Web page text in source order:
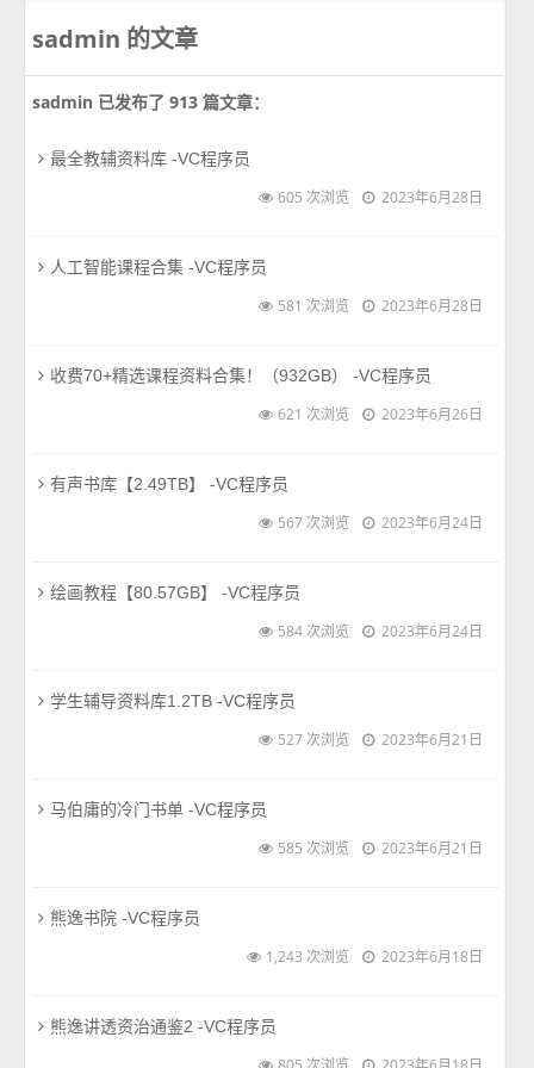
sadmin 的文章
sadmin 已发布了 913 篇文章：
最全教辅资料库 -VC程序员
605 次浏览 2023年6月28日
人工智能课程合集 -VC程序员
581 次浏览 2023年6月28日
收费70+精选课程资料合集！（932GB） -VC程序员
621 次浏览 2023年6月26日
有声书库【2.49TB】 -VC程序员
567 次浏览 2023年6月24日
绘画教程【80.57GB】 -VC程序员
584 次浏览 2023年6月24日
学生辅导资料库1.2TB -VC程序员
527 次浏览 2023年6月21日
马伯庸的冷门书单 -VC程序员
585 次浏览 2023年6月21日
熊逸书院 -VC程序员
1,243 次浏览 2023年6月18日
熊逸讲透资治通鉴2 -VC程序员